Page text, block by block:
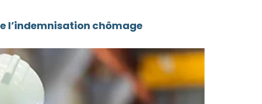
l’indemnisation chômage